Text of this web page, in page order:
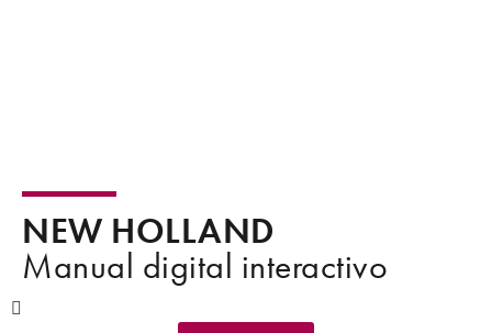
NEW HOLLAND
Manual digital interactivo